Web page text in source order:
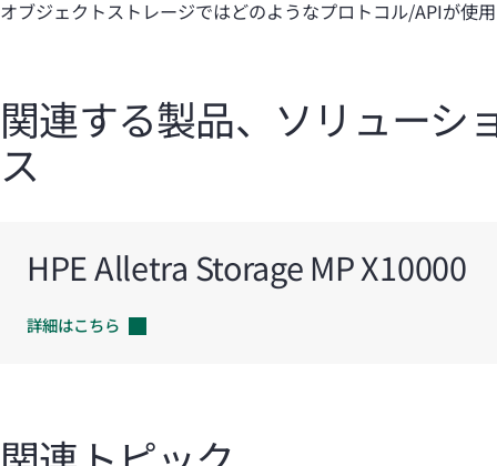
オブジェクトストレージではどのようなプロトコル/APIが使
関連する製品、ソリューシ
ス
HPE Alletra Storage MP X10000
詳細はこちら